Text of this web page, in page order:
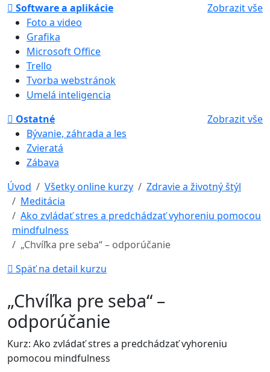
Software a aplikácie
Zobrazit vše
Foto a video
Grafika
Microsoft Office
Trello
Tvorba webstránok
Umelá inteligencia
Ostatné
Zobrazit vše
Bývanie, záhrada a les
Zvieratá
Zábava
Úvod
Všetky online kurzy
Zdravie a životný štýl
Meditácia
Ako zvládať stres a predchádzať vyhoreniu pomocou
mindfulness
„Chvíľka pre seba“ – odporúčanie
Späť na detail kurzu
„Chvíľka pre seba“ –
odporúčanie
Kurz: Ako zvládať stres a predchádzať vyhoreniu
pomocou mindfulness